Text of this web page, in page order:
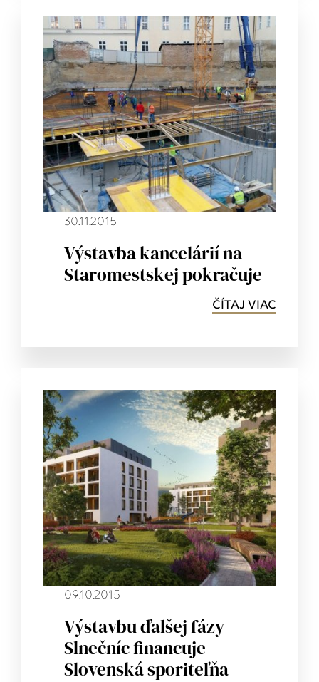
30.11.2015
Výstavba kancelárií na
Staromestskej pokračuje
ČÍTAJ VIAC
09.10.2015
Výstavbu ďalšej fázy
Slnečníc financuje
Slovenská sporiteľňa